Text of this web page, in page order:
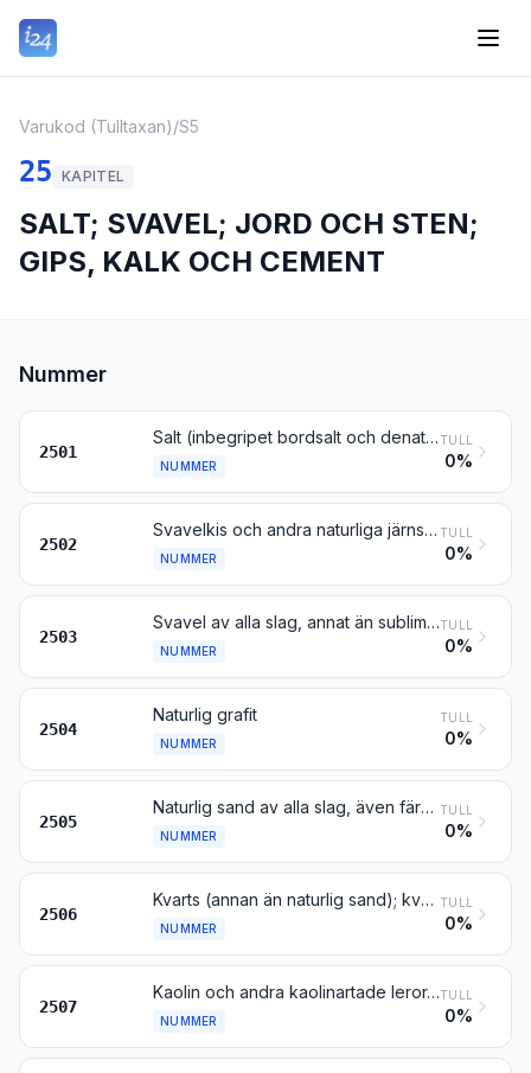
Varukod (Tulltaxan)/S5
25 KAPITEL
SALT; SVAVEL; JORD OCH STEN;
GIPS, KALK OCH CEMENT
Nummer
2501
Salt (inbegripet bordsalt och denaturerat salt) och ren natriumklorid, även i vattenlösning och även med tillsats av klumpförebyggande medel eller flytmedel; havsvatten
NUMMER
TULL
0%
2502
Svavelkis och andra naturliga järnsulfider, orostade
NUMMER
TULL
0%
2503
Svavel av alla slag, annat än sublimerat svavel, fällt svavel och kolloidalt svavel
NUMMER
TULL
0%
2504
Naturlig grafit
NUMMER
TULL
0%
2505
Naturlig sand av alla slag, även färgad, annan än metallhaltig sand enligt kapitel 26
NUMMER
TULL
0%
2506
Kvarts (annan än naturlig sand); kvartsit, även grovhuggen eller enkelt sönderdelad, genom sågning eller på annat sätt, till block eller plattor av kvadratisk eller rektangulär form
NUMMER
TULL
0%
2507
Kaolin och andra kaolinartade leror, även brända
NUMMER
TULL
0%